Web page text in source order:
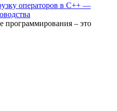
операторов в C++ —
программирования – это